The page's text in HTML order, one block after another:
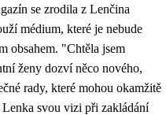
se zrodila z Lenčina
médium, které je nebude
obsahem. "Chtěla jsem
ženy dozví něco nového,
rady, které mohou okamžitě
svou vizi při zakládání